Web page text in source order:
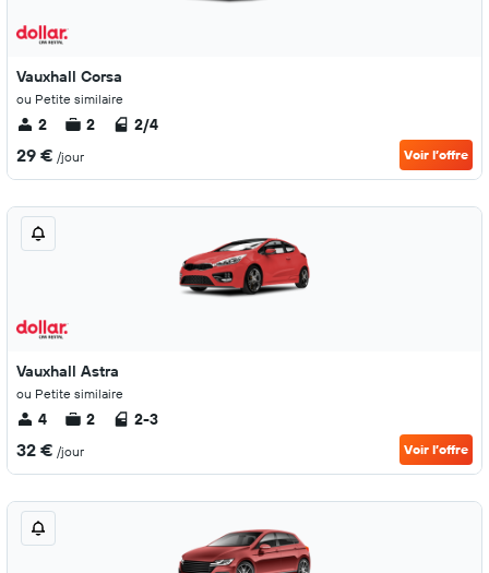
Vauxhall Corsa
ou Petite similaire
2 2 2/4
29 € /jour Voir l’offre
Vauxhall Astra
ou Petite similaire
4 2 2-3
32 € /jour Voir l’offre